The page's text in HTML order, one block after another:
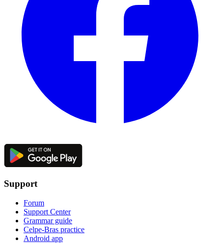
Support
Forum
Support Center
Grammar guide
Celpe-Bras practice
Android app